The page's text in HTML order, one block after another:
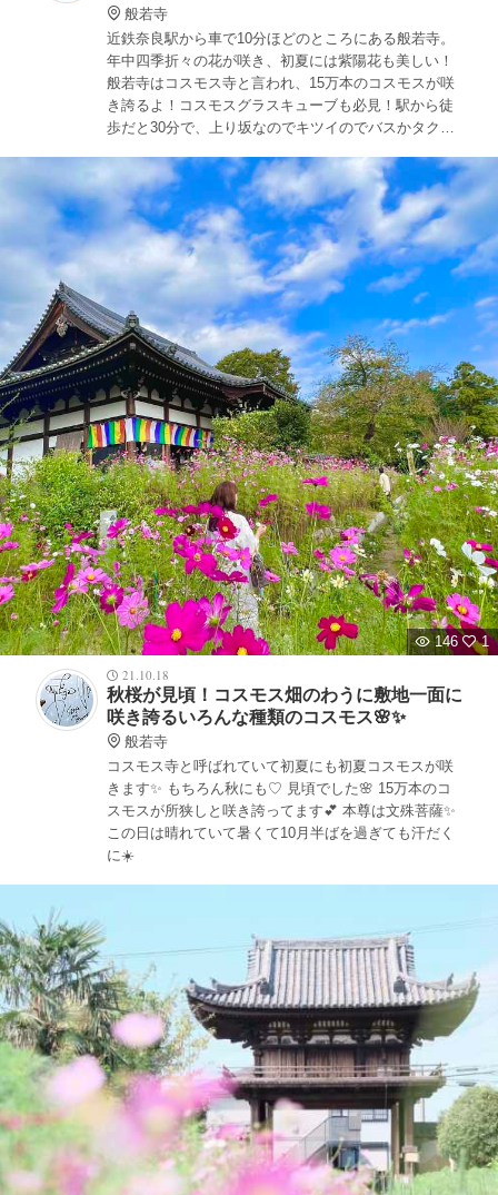
般若寺
近鉄奈良駅から車で10分ほどのところにある般若寺。
年中四季折々の花が咲き、初夏には紫陽花も美しい！
般若寺はコスモス寺と言われ、15万本のコスモスが咲
き誇るよ！コスモスグラスキューブも必見！駅から徒
歩だと30分で、上り坂なのでキツイのでバスかタクシ
146
1
21.10.18
秋桜が見頃！コスモス畑のわうに敷地一面に
咲き誇るいろんな種類のコスモス🌸✨
般若寺
コスモス寺と呼ばれていて初夏にも初夏コスモスが咲
きます✨ もちろん秋にも♡ 見頃でした🌸 15万本のコ
スモスが所狭しと咲き誇ってます💕 本尊は文殊菩薩✨
この日は晴れていて暑くて10月半ばを過ぎても汗だく
に☀️